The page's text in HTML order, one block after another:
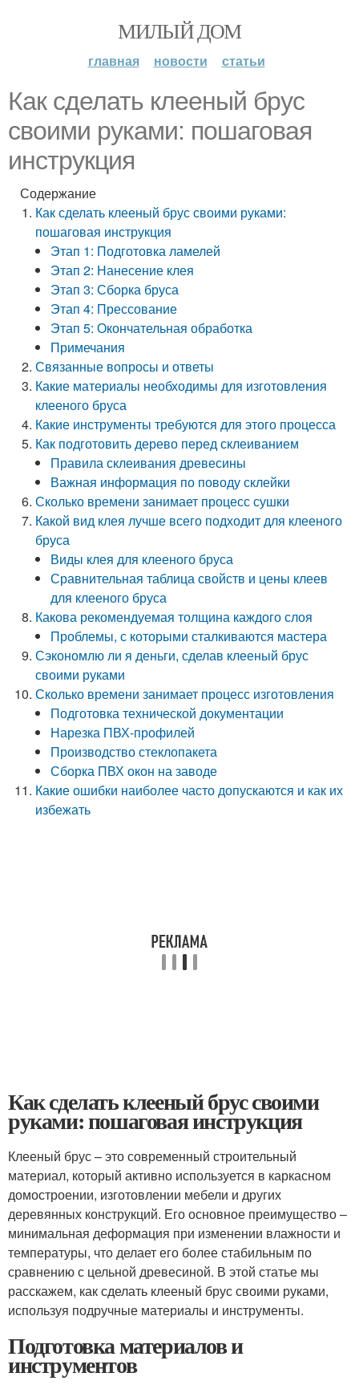
МИЛЫЙ ДОМ
главная новости статьи
Как сделать клееный брус
своими руками: пошаговая
инструкция
Содержание
Как сделать клееный брус своими руками:
пошаговая инструкция
Этап 1: Подготовка ламелей
Этап 2: Нанесение клея
Этап 3: Сборка бруса
Этап 4: Прессование
Этап 5: Окончательная обработка
Примечания
Связанные вопросы и ответы
Какие материалы необходимы для изготовления
клееного бруса
Какие инструменты требуются для этого процесса
Как подготовить дерево перед склеиванием
Правила склеивания древесины
Важная информация по поводу склейки
Сколько времени занимает процесс сушки
Какой вид клея лучше всего подходит для клееного
бруса
Виды клея для клееного бруса
Сравнительная таблица свойств и цены клеев
для клееного бруса
Какова рекомендуемая толщина каждого слоя
Проблемы, с которыми сталкиваются мастера
Сэкономлю ли я деньги, сделав клееный брус
своими руками
Сколько времени занимает процесс изготовления
Подготовка технической документации
Нарезка ПВХ-профилей
Производство стеклопакета
Сборка ПВХ окон на заводе
Какие ошибки наиболее часто допускаются и как их
избежать
Как сделать клееный брус своими
руками: пошаговая инструкция
Клееный брус – это современный строительный
материал, который активно используется в каркасном
домостроении, изготовлении мебели и других
деревянных конструкций. Его основное преимущество –
минимальная деформация при изменении влажности и
температуры, что делает его более стабильным по
сравнению с цельной древесиной. В этой статье мы
расскажем, как сделать клееный брус своими руками,
используя подручные материалы и инструменты.
Подготовка материалов и
инструментов